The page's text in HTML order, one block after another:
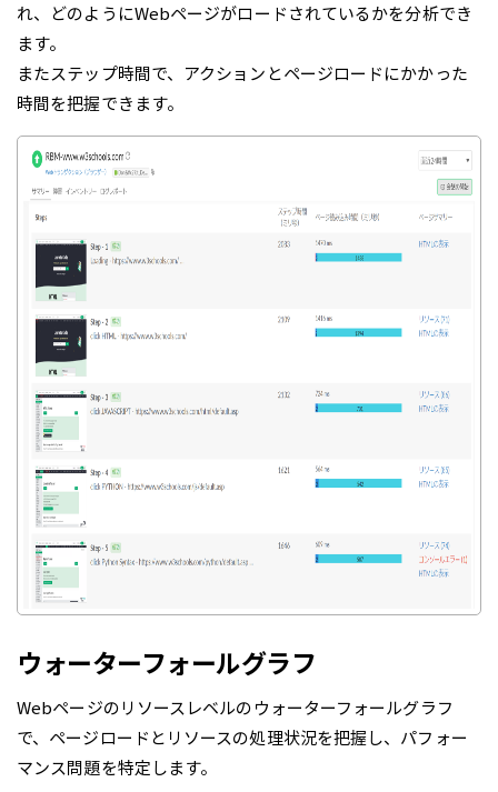
れ、どのようにWebページがロードされているかを分析でき
ます。
またステップ時間で、アクションとページロードにかかった
時間を把握できます。
ウォーターフォールグラフ
Webページのリソースレベルのウォーターフォールグラフ
で、ページロードとリソースの処理状況を把握し、パフォー
マンス問題を特定します。